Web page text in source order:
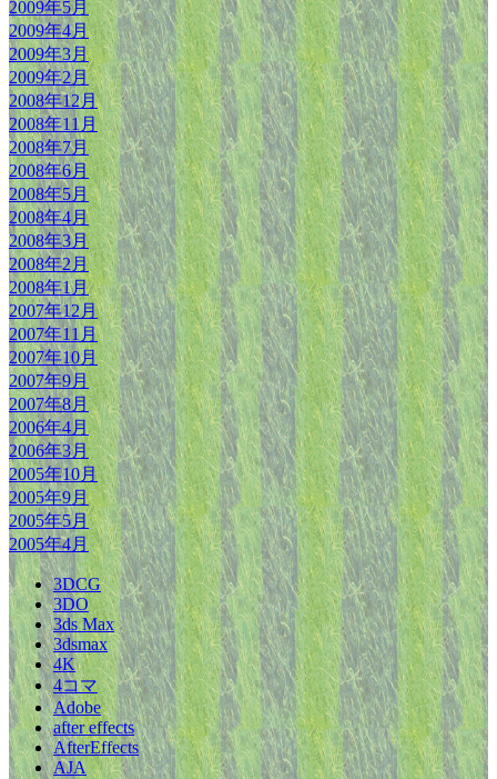
2009年5月
2009年4月
2009年3月
2009年2月
2008年12月
2008年11月
2008年7月
2008年6月
2008年5月
2008年4月
2008年3月
2008年2月
2008年1月
2007年12月
2007年11月
2007年10月
2007年9月
2007年8月
2006年4月
2006年3月
2005年10月
2005年9月
2005年5月
2005年4月
3DCG
3DO
3ds Max
3dsmax
4K
4コマ
Adobe
after effects
AfterEffects
AJA